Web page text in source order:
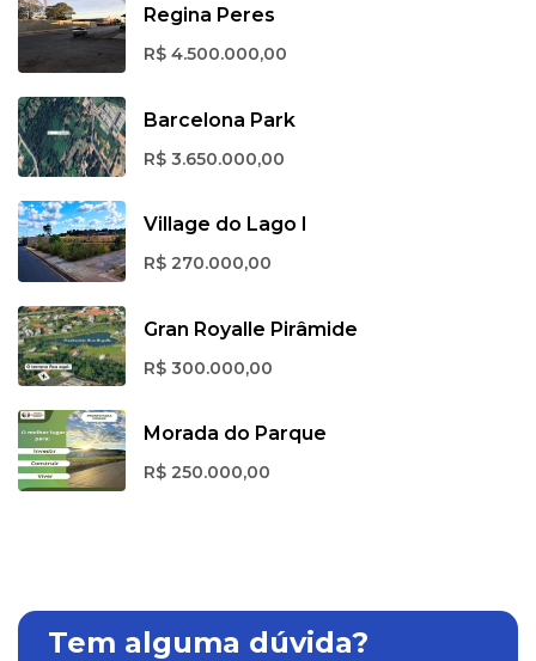
Regina Peres
R$ 4.500.000,00
Barcelona Park
R$ 3.650.000,00
Village do Lago I
R$ 270.000,00
Gran Royalle Pirâmide
R$ 300.000,00
Morada do Parque
R$ 250.000,00
Tem alguma dúvida?